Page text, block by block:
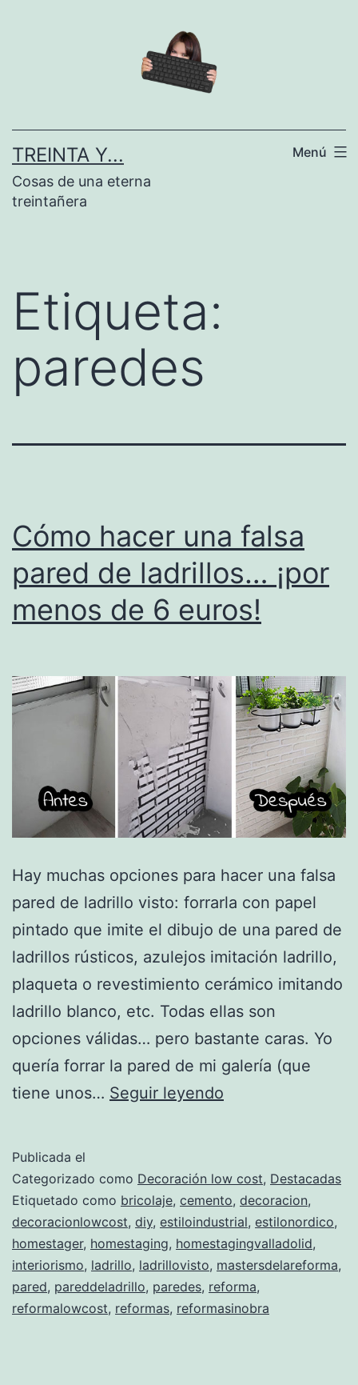
TREINTA Y...
Cosas de una eterna
treintañera
Menú
Etiqueta:
paredes
Cómo hacer una falsa
pared de ladrillos… ¡por
menos de 6 euros!
Hay muchas opciones para hacer una falsa
pared de ladrillo visto: forrarla con papel
pintado que imite el dibujo de una pared de
ladrillos rústicos, azulejos imitación ladrillo,
plaqueta o revestimiento cerámico imitando
ladrillo blanco, etc. Todas ellas son
opciones válidas… pero bastante caras. Yo
quería forrar la pared de mi galería (que
tiene unos… Seguir leyendo
falsa
pared
de
ladrillos…
¡por
menos
Publicada el
Categorizado como Decoración low cost, Destacadas
Etiquetado como bricolaje, cemento, decoracion,
decoracionlowcost, diy, estiloindustrial, estilonordico,
homestager, homestaging, homestagingvalladolid,
interiorismo, ladrillo, ladrillovisto, mastersdelareforma,
pared, pareddeladrillo, paredes, reforma,
reformalowcost, reformas, reformasinobra